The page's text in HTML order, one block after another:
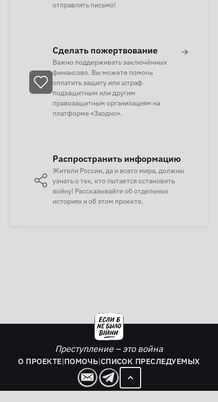
отправлять письмо!
Сделать пожертвование
Важно поддерживать заключённых
финансово. Вы можете помочь
оплатить защиту или штраф
подзащитным или другим
правозащитным организациям на
платформе «Заодно».
→
Распространить информацию
Жители России, да и всего мира, должны
узнать о тех, кто пытается остановить
войну! Рассказывайте об отдельных
историях и об этом проекте.
Преступление – это война
О ПРОЕКТЕ|ПОМОЧЬ|СПИСОК ПРЕСЛЕДУЕМЫХ